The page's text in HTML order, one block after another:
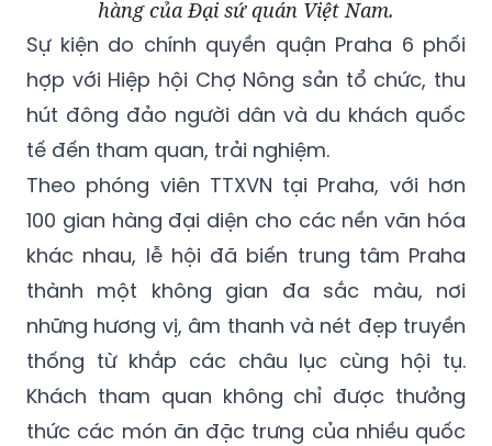
hợp với Hiệp hội Chợ Nông sản tổ chức, thu
hút đông đảo người dân và du khách quốc
tế đến tham quan, trải nghiệm.
Theo phóng viên TTXVN tại Praha, với hơn
100 gian hàng đại diện cho các nền văn hóa
khác nhau, lễ hội đã biến trung tâm Praha
thành một không gian đa sắc màu, nơi
những hương vị, âm thanh và nét đẹp truyền
thống từ khắp các châu lục cùng hội tụ.
Khách tham quan không chỉ được thưởng
thức các món ăn đặc trưng của nhiều quốc
gia mà còn hòa mình vào các chương trình